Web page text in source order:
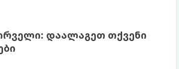
დაალაგეთ თქვენი